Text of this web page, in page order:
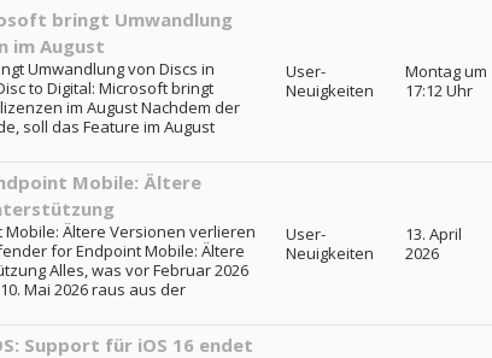
bringt Umwandlung
im August
Umwandlung von Discs in
to Digital: Microsoft bringt
im August Nachdem der
soll das Feature im August
User-
Neuigkeiten
Montag um
17:12 Uhr
Mobile: Ältere
Ältere Versionen verlieren
for Endpoint Mobile: Ältere
Alles, was vor Februar 2026
Mai 2026 raus aus der
User-
Neuigkeiten
13. April
2026
Support für iOS 16 endet